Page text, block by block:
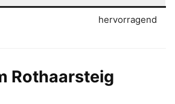
hervorragend
Rothaarsteig